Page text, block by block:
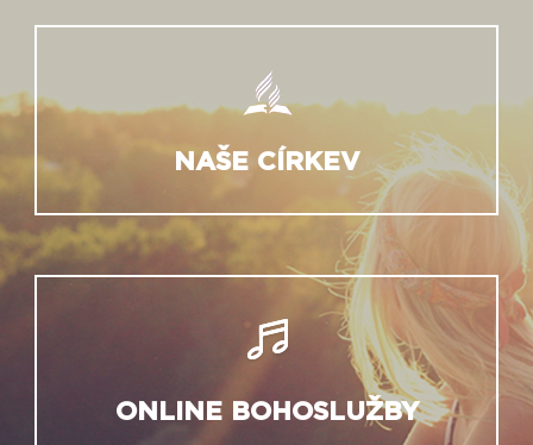
NAŠE CÍRKEV
ONLINE BOHOSLUŽBY